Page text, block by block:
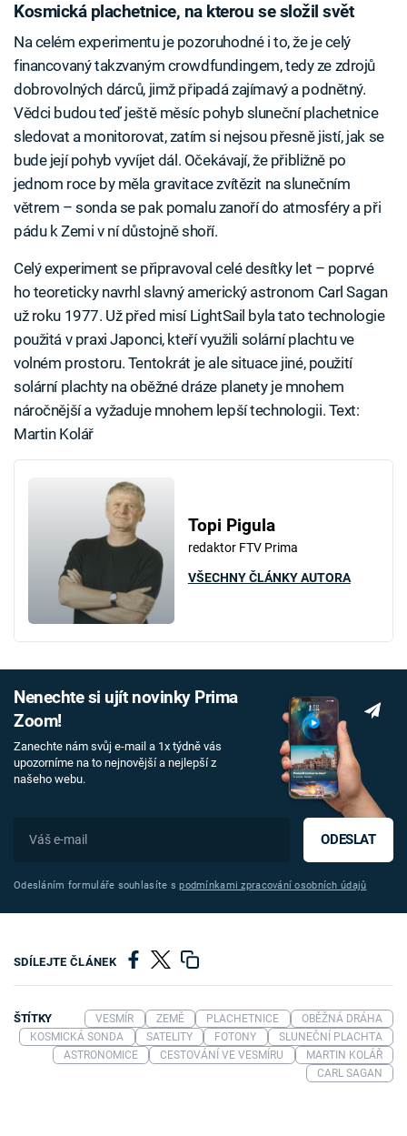
Kosmická plachetnice, na kterou se složil svět
Na celém experimentu je pozoruhodné i to, že je celý
financovaný takzvaným crowdfundingem, tedy ze zdrojů
dobrovolných dárců, jimž připadá zajímavý a podnětný.
Vědci budou teď ještě měsíc pohyb sluneční plachetnice
sledovat a monitorovat, zatím si nejsou přesně jistí, jak se
bude její pohyb vyvíjet dál. Očekávají, že přibližně po
jednom roce by měla gravitace zvítězit na slunečním
větrem – sonda se pak pomalu zanoří do atmosféry a při
pádu k Zemi v ní důstojně shoří.
Celý experiment se připravoval celé desítky let – poprvé
ho teoreticky navrhl slavný americký astronom Carl Sagan
už roku 1977. Už před misí LightSail byla tato technologie
použitá v praxi Japonci, kteří využili solární plachtu ve
volném prostoru. Tentokrát je ale situace jiné, použití
solární plachty na oběžné dráze planety je mnohem
náročnější a vyžaduje mnohem lepší technologii. Text:
Martin Kolář
Topi Pigula
redaktor FTV Prima
VŠECHNY ČLÁNKY AUTORA
Nenechte si ujít novinky Prima
Zoom!
Zanechte nám svůj e-mail a 1x týdně vás
upozorníme na to nejnovější a nejlepší z
našeho webu.
ODESLAT
Odesláním formuláře souhlasíte spodmínkami zpracování osobních údajů
SDÍLEJTE ČLÁNEK
ŠTÍTKY VESMÍR ZEMĚ PLACHETNICE
OBĚŽNÁ DRÁHA
KOSMICKÁ SONDA
SATELITY FOTONY
SLUNEČNÍ PLACHTA
ASTRONOMICE
CESTOVÁNÍ VE VESMÍRU
MARTIN KOLÁŘ
CARL SAGAN